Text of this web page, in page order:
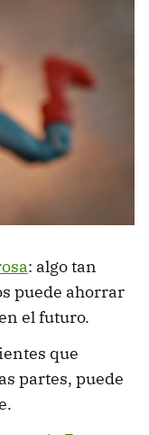
: algo tan
puede ahorrar
el futuro.
que
partes, puede